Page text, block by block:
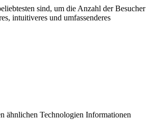
sind, um die Anzahl der Besucher
intuitiveres und umfassenderes
ähnlichen Technologien Informationen